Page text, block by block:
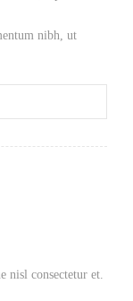
nibh, ut
nisl consectetur et.